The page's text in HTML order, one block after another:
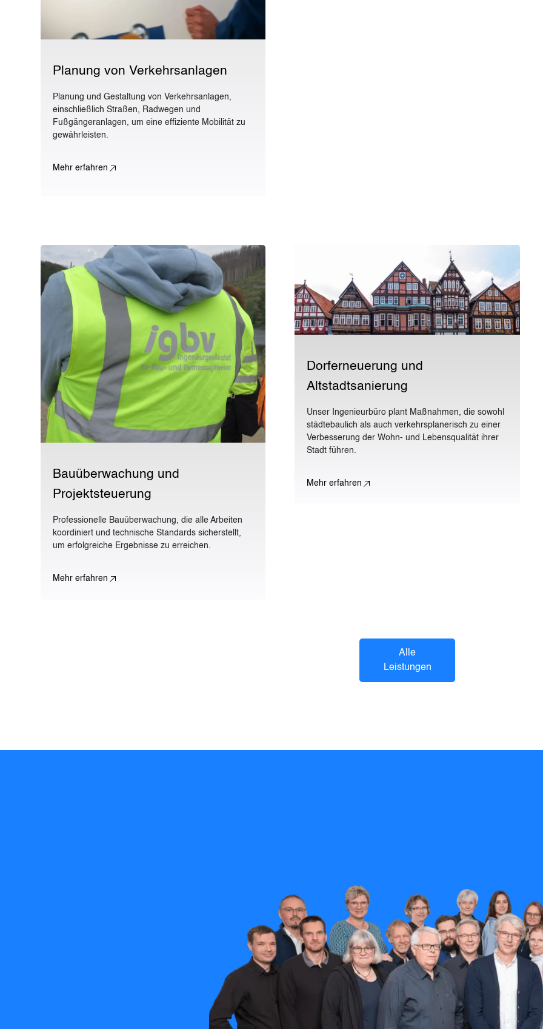
Planung von Verkehrsanlagen
Planung und Gestaltung von Verkehrsanlagen,
einschließlich Straßen, Radwegen und
Fußgängeranlagen, um eine effiziente Mobilität zu
gewährleisten.
Mehr erfahren
Bauüberwachung und
Projektsteuerung
Professionelle Bauüberwachung, die alle Arbeiten
koordiniert und technische Standards sicherstellt,
um erfolgreiche Ergebnisse zu erreichen.
Mehr erfahren
Dorferneuerung und
Altstadtsanierung
Unser Ingenieurbüro plant Maßnahmen, die sowohl
städtebaulich als auch verkehrsplanerisch zu einer
Verbesserung der Wohn- und Lebensqualität ihrer
Stadt führen.
Mehr erfahren
Alle
Leistungen